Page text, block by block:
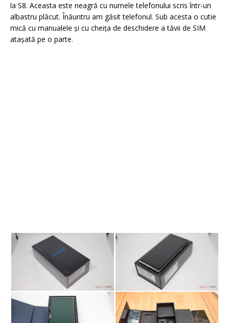
la S8. Aceasta este neagră cu numele telefonului scris într-un
albastru plăcut. Înăuntru am găsit telefonul. Sub acesta o cutie
mică cu manualele şi cu cheiţa de deschidere a tăvii de SIM
ataşată pe o parte.